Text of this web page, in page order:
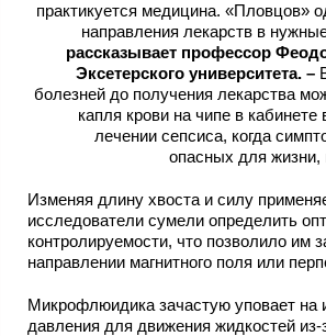
практикуется медицина. «Пловцов»
направления лекарств в
рассказывает профессор
Эксетерского университета. –
болезней до получения лекарства
капля крови на чипе в
лечении сепсиса, когда
опасных для
Изменяя длину хвоста и силу
исследователи сумели определить
контролируемости, что позволило им
направлении магнитного поля или
Микрофлюидика зачастую уповает на
давления для движения жидкостей из-